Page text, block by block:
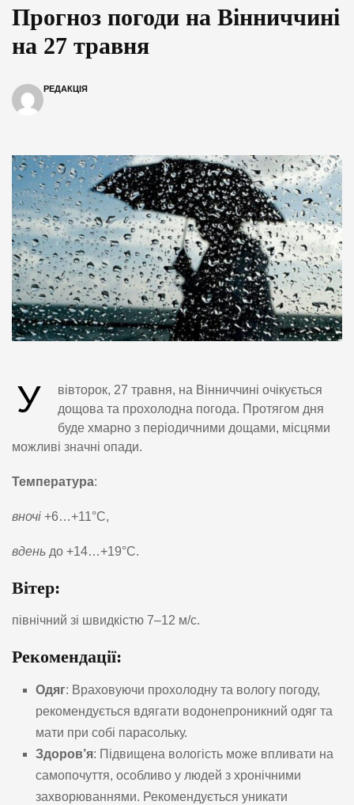
Прогноз погоди на Вінниччині
на 27 травня
РЕДАКЦІЯ
У
вівторок, 27 травня, на Вінниччині очікується
дощова та прохолодна погода. Протягом дня
буде хмарно з періодичними дощами, місцями
можливі значні опади.
Температура:
вночі +6…+11°C,
вдень до +14…+19°C.
Вітер:
північний зі швидкістю 7–12 м/с.
Рекомендації:
Одяг: Враховуючи прохолодну та вологу погоду,
рекомендується вдягати водонепроникний одяг та
мати при собі парасольку.
Здоров’я: Підвищена вологість може впливати на
самопочуття, особливо у людей з хронічними
захворюваннями. Рекомендується уникати